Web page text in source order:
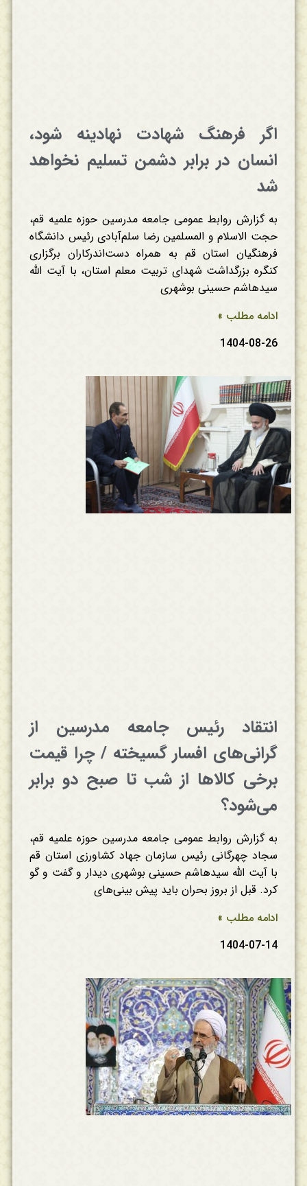
اگر فرهنگ شهادت نهادینه شود،
انسان در برابر دشمن تسلیم نخواهد
شد
به گزارش روابط عمومی جامعه مدرسین حوزه علمیه قم،
حجت الاسلام و المسلمین رضا سلم‌آبادی رئیس دانشگاه
فرهنگیان استان قم به همراه دست‌اندرکاران برگزاری
کنگره بزرگداشت شهدای تربیت معلم استان، با آیت الله
سیدهاشم حسینی بوشهری
ادامه مطلب »
1404-08-26
انتقاد رئیس جامعه مدرسین از
گرانی‌های افسار گسیخته / چرا قیمت
برخی کالاها از شب تا صبح دو برابر
می‌شود؟
به گزارش روابط عمومی جامعه مدرسین حوزه علمیه قم،
سجاد چهرگانی رئیس سازمان جهاد کشاورزی استان قم
با آیت الله سیدهاشم حسینی بوشهری دیدار و گفت و گو
کرد. قبل از بروز بحران باید پیش بینی‌های
ادامه مطلب »
1404-07-14